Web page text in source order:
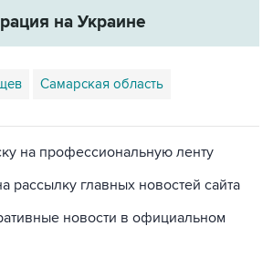
на Украине
Самарская область
на профессиональную ленту
рассылку главных новостей сайта
новости в официальном